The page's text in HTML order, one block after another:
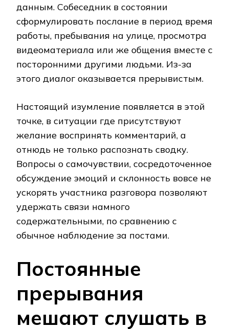
данным. Собеседник в состоянии
сформулировать послание в период время
работы, пребывания на улице, просмотра
видеоматериала или же общения вместе с
посторонними другими людьми. Из-за
этого диалог оказывается прерывистым.
Настоящий изумление появляется в этой
точке, в ситуации где присутствуют
желание воспринять комментарий, а
отнюдь не только распознать сводку.
Вопросы о самочувствии, сосредоточенное
обсуждение эмоций и склонность вовсе не
ускорять участника разговора позволяют
удержать связи намного
содержательными, по сравнению с
обычное наблюдение за постами.
Постоянные
прерывания
мешают слушать в